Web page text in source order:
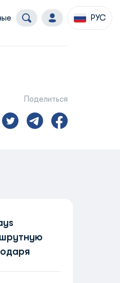
РУС
Поделиться